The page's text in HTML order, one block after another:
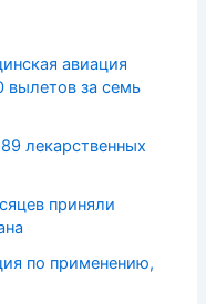
авиация
вылетов за семь
лекарственных
приняли
по применению,